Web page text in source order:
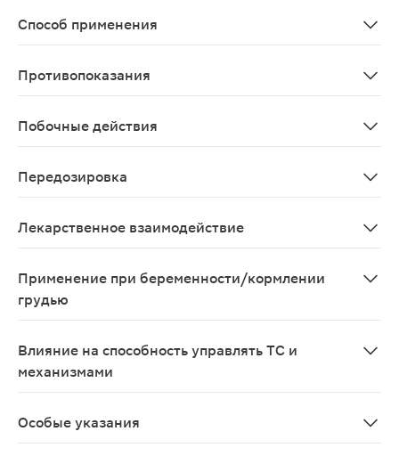
Способ применения
Противопоказания
Побочные действия
Передозировка
Лекарственное взаимодействие
Применение при беременности/кормлении
грудью
Влияние на способность управлять ТС и
механизмами
Особые указания